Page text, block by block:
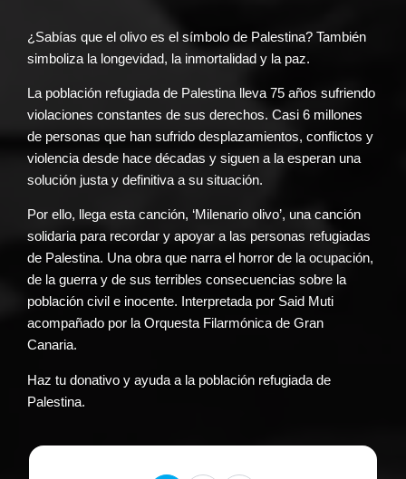
¿Sabías que el olivo es el símbolo de Palestina? También
simboliza la longevidad, la inmortalidad y la paz.
La población refugiada de Palestina lleva 75 años sufriendo
violaciones constantes de sus derechos. Casi 6 millones
de personas que han sufrido desplazamientos, conflictos y
violencia desde hace décadas y siguen a la esperan una
solución justa y definitiva a su situación.
Por ello, llega esta canción, ‘Milenario olivo’, una canción
solidaria para recordar y apoyar a las personas refugiadas
de Palestina. Una obra que narra el horror de la ocupación,
de la guerra y de sus terribles consecuencias sobre la
población civil e inocente. Interpretada por Said Muti
acompañado por la Orquesta Filarmónica de Gran
Canaria.
Haz tu donativo y ayuda a la población refugiada de
Palestina.